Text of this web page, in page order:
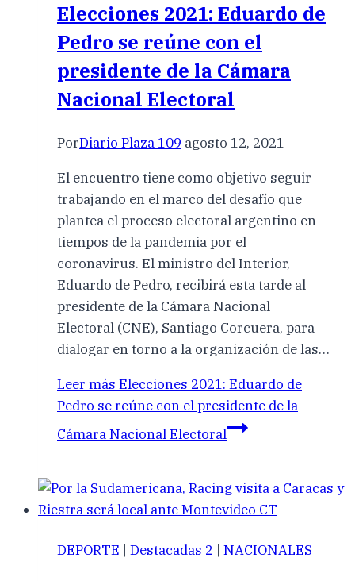
Elecciones 2021: Eduardo de
Pedro se reúne con el
presidente de la Cámara
Nacional Electoral
PorDiario Plaza 109 agosto 12, 2021
El encuentro tiene como objetivo seguir
trabajando en el marco del desafío que
plantea el proceso electoral argentino en
tiempos de la pandemia por el
coronavirus. El ministro del Interior,
Eduardo de Pedro, recibirá esta tarde al
presidente de la Cámara Nacional
Electoral (CNE), Santiago Corcuera, para
dialogar en torno a la organización de las…
Leer más Elecciones 2021: Eduardo de
Pedro se reúne con el presidente de la
Cámara Nacional Electoral
DEPORTE | Destacadas 2 | NACIONALES